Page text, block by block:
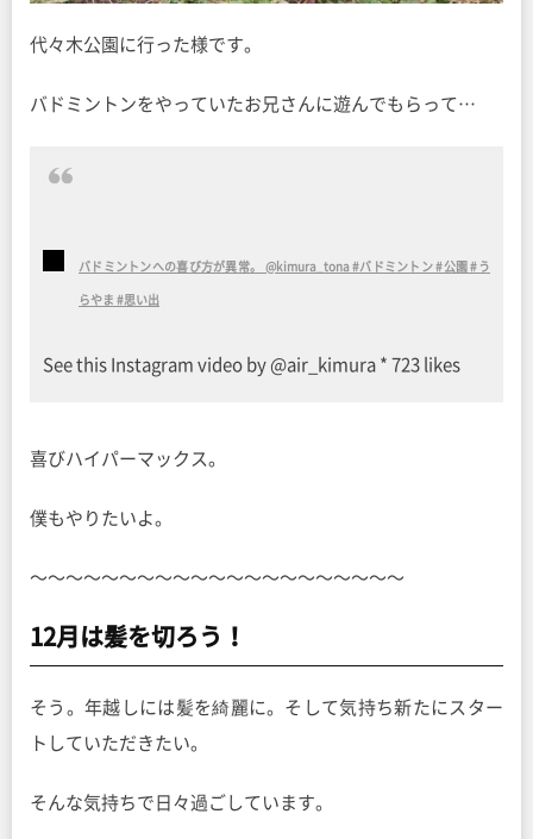
代々木公園に行った様です。
バドミントンをやっていたお兄さんに遊んでもらって…
バドミントンへの喜び方が異常。 @kimura_tona #バドミントン #公園 #う
らやま #思い出
See this Instagram video by @air_kimura * 723 likes
喜びハイパーマックス。
僕もやりたいよ。
〜〜〜〜〜〜〜〜〜〜〜〜〜〜〜〜〜〜〜〜〜
12月は髪を切ろう！
そう。年越しには髪を綺麗に。そして気持ち新たにスター
トしていただきたい。
そんな気持ちで日々過ごしています。